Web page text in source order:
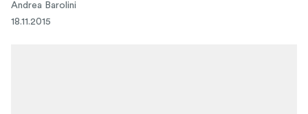
Andrea Barolini
18.11.2015